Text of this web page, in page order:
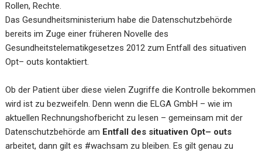
Rollen, Rechte.
Das Gesundheitsministerium habe die Datenschutzbehörde
bereits im Zuge einer früheren Novelle des
Gesundheitstelematikgesetzes 2012 zum Entfall des situativen
Opt– outs kontaktiert.
Ob der Patient über diese vielen Zugriffe die Kontrolle bekommen
wird ist zu bezweifeln. Denn wenn die ELGA GmbH – wie im
aktuellen Rechnungshofbericht zu lesen – gemeinsam mit der
Datenschutzbehörde am Entfall des situativen Opt– outs
arbeitet, dann gilt es #wachsam zu bleiben. Es gilt genau zu